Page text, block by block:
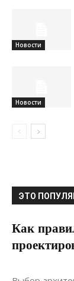
Новости
Новости
ЭТО
Как
06.09.2021